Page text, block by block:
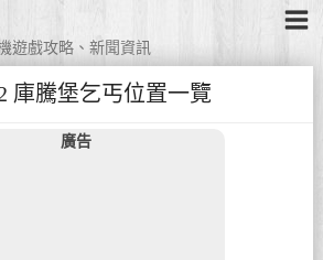
遊戲攻略、新聞資訊
庫騰堡乞丐位置一覽
廣告